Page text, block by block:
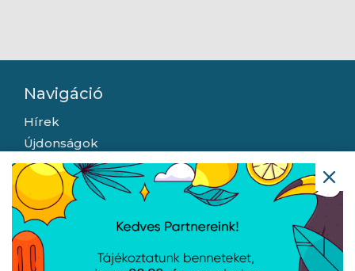
Navigáció
Hírek
Újdonságok
Kapcsolat
Letöltések
Gyártóink
Információ